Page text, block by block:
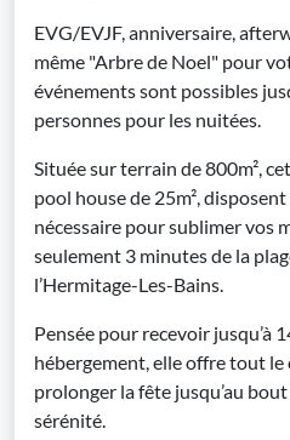
EVG/EVJF, anniversaire,
même "Arbre de Noel" pour
événements sont possibles
personnes pour les nuitées.
Située sur terrain de 800m²,
pool house de 25m²,
nécessaire pour sublimer vos
seulement 3 minutes de la
l’Hermitage-Les-Bains.
Pensée pour recevoir jusqu’à
hébergement, elle offre tout
prolonger la fête jusqu’au
sérénité.